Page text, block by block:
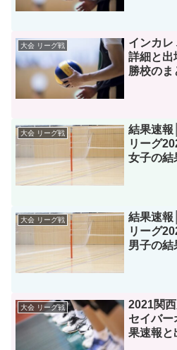
大会 リーグ戦
インカ
詳細と出
勝校のま
大会 リーグ戦
結果速報
リーグ
女子の結
大会 リーグ戦
結果速報
リーグ
男子の結
大会 リーグ戦
2021関
セイバ
果速報と